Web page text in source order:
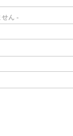
せん -